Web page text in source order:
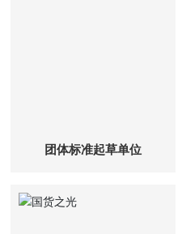
团体标准起草单位